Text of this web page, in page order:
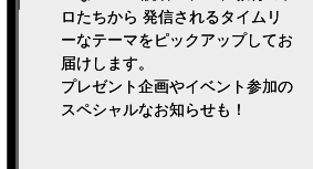
ロたちから 発信されるタイムリ
ーなテーマをピックアップしてお
届けします。
プレゼント企画やイベント参加の
スペシャルなお知らせも！